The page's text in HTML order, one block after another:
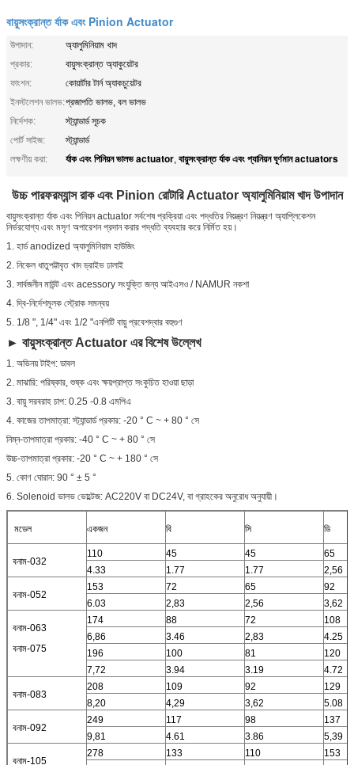
বায়ুসংক্রান্ত র্যাক এবং Pinion Actuator
উপাদান:
অ্যালুমিনিয়াম খাদ
প্রকার:
বায়ুসংক্রান্ত অ্যাকুয়েটর
ফাংশন:
কোয়ার্টার টার্ন অ্যাকচুয়েটর
ইনস্টলেশন ভালভ:প্রজাপতি ভালভ, বল ভালভ
নির্দেশক:
স্ট্যান্ডার্ড সূচক
পোর্ট সাইজ:
স্ট্যান্ডার্ড
লক্ষণীয় করা:
র্যাক এবং পিনিয়ন ভালভ actuator, বায়ুসংক্রান্ত র্যাক এবং প্যানিয়ন ঘূর্ণমান actuators
উচ্চ পারফরম্যান্স রাক এবং Pinion রোটারি Actuator অ্যালুমিনিয়াম খাদ উপাদান
বায়ুসংক্রান্ত র্যাক এবং পিনিয়ন actuator সর্বশেষ প্রক্রিয়া এবং পদ্ধতির নিয়ন্ত্রণ নিয়ন্ত্রণ অ্যাপ্লিকেশন
নির্ভরযোগ্য এবং মসৃণ অপারেশন প্রদান করার পদ্ধতি ব্যবহার করে নির্মিত হয়।
1. হার্ড anodized অ্যালুমিনিয়াম হাউজিং
2. নিকেল ধাতুপট্টাবৃত খাদ ড্রাইভ ঢালাই
3. সার্বজনীন মাউন্ট এবং acessory সংযুক্তি জন্য আইএসও / NAMUR নকশা
4. দ্বি-নির্দেশমূলক স্ট্রোক সমন্বয়
5. 1/8 ", 1/4" এবং 1/2 "এনপিটি বায়ু প্রবেশদ্বার বহুগুণ
► বায়ুসংক্রান্ত Actuator এর বিশেষ উল্লেখ
1. অভিনয় টাইপ: ডাবল
2. মাঝারি: পরিষ্কার, শুষ্ক এবং ক্ষয়প্রাপ্ত সংকুচিত হাওয়া ছাড়া
3. বায়ু সরবরাহ চাপ: 0.25 -0.8 এমপিএ
4. কাজের তাপমাত্রা: স্ট্যান্ডার্ড প্রকার: -20 ° C ~ + 80 ° সে
নিম্ন-তাপমাত্রা প্রকার: -40 ° C ~ + 80 ° সে
উচ্চ-তাপমাত্রা প্রকার: -20 ° C ~ + 180 ° সে
5. কোণ ঘোরান: 90 ° ± 5 °
6. Solenoid ভালভ ভোল্টেজ: AC220V বা DC24V, বা গ্রাহকের অনুরোধ অনুযায়ী।
মডেল একজন বি সি ডি
বনাম-032
110 45 45
65
4.33
1.77 1.77 2,56
বনাম-052
153 72 65
92
6.03
2,83 2,56 3,62
বনাম-063
বনাম-075
174 88 72
108
6,86
3.46 2,83
4.25
196
100 81
120
7,72
3.94 3.19 4.72
বনাম-083
208 109 92
129
8,20
4,29 3,62 5.08
বনাম-092
249 117 98
137
9,81
4.61 3.86 5,39
বনাম-105
278 133 110
153